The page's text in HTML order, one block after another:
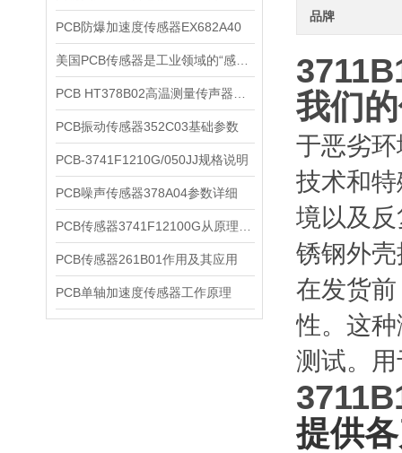
PCB防爆加速度传感器EX682A40
PCB振动传感器352C03基础参数
PCB-3741F1210G/050JJ规格说明
PCB噪声传感器378A04参数详细
PCB传感器261B01作用及其应用
PCB单轴加速度传感器工作原理
品牌
我们
于恶劣
技术和
境以及
锈钢外
在发货
性。这
测试。
提供